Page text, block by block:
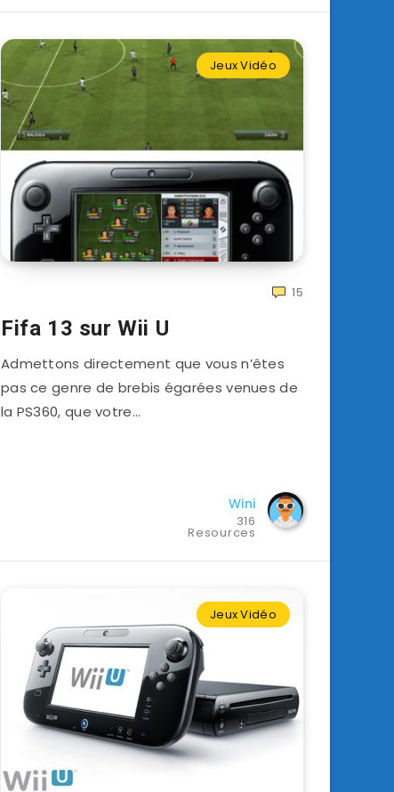
Jeux Vidéo
15
Fifa 13 sur Wii U
Admettons directement que vous n’êtes
pas ce genre de brebis égarées venues de
la PS360, que votre…
Wini
316
Resources
Jeux Vidéo